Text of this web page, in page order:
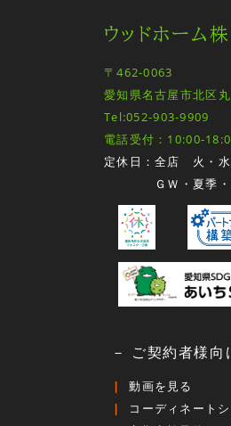
ウッドホーム
〒462-0063
愛知県名古屋市北区
Tel:052-903-9909
電話受付：10:00-
定休日：全店 火・水
ＧＷ・夏季・
－ ご契約者様向
動画を見る
コーディネート